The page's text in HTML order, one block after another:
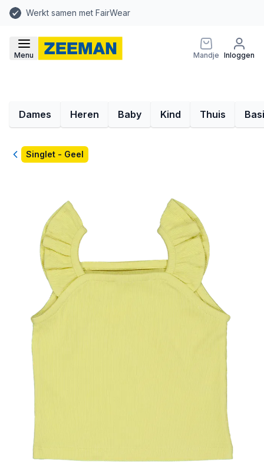
Werkt samen met FairWear
Menu Mandje Inloggen
Dames Heren Baby Kind Thuis
TerugSinglet - Geel